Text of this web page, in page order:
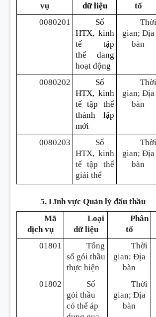
vụ
dữliệu
tổ
0080201
Số
HTX, kinh
tế tập
thểđang
hoạt động
Thời
gian; Địa
bàn
0080202
Số
HTX, kinh
tế tập thể
thànhlập
mới
Thời
gian; Địa
bàn
0080203
Số
HTX, kinh
tế tập thể
giải thể
Thời
gian; Địa
bàn
5. Lĩnh vực Quản lý đấu thầu
Mã
dịch vụ
Loại
dữ liệu
Phân
tổ
01801
Tổng
số gói thầu
thực hiện
Thời
gian; Địa
bàn
01802
Số
gói thầu
có thể áp
Thời
gian; Địa
bàn